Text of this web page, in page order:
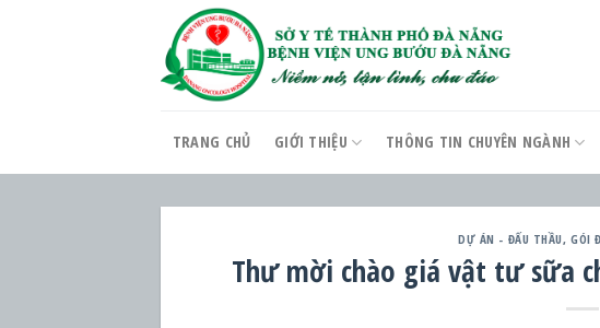
TRANG CHỦ GIỚI THIỆU THÔNG TIN CHUYÊN NGÀNH
DỰ ÁN - ĐẤU THẦU,GÓI
Thư mời chào giá vật tư sữa